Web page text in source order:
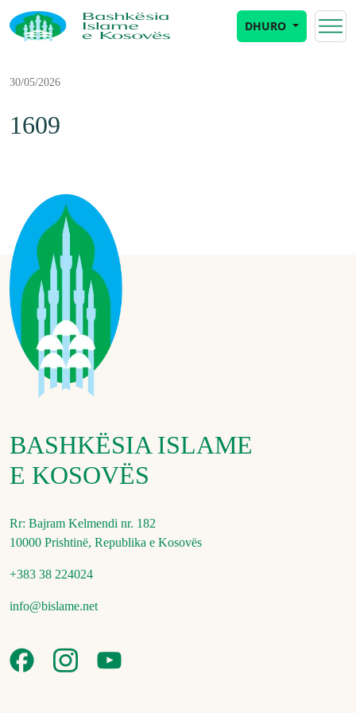
DHURO
30/05/2026
1609
BASHKËSIA ISLAME
E KOSOVËS
Rr: Bajram Kelmendi nr. 182
10000 Prishtinë, Republika e Kosovës
+383 38 224024
info@bislame.net